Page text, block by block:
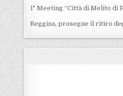
1° Meeting “Città di Melito di
Reggina, prosegue il ritiro